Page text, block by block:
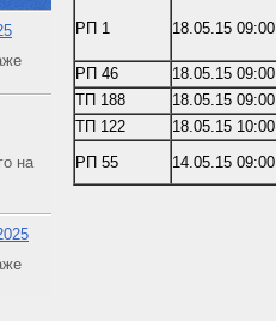
на
РП 1 18.05.15 09:00
РП 46
18.05.15 09:00
ТП 188
18.05.15 09:00
ТП 122
18.05.15 10:00
РП 55
14.05.15 09:00